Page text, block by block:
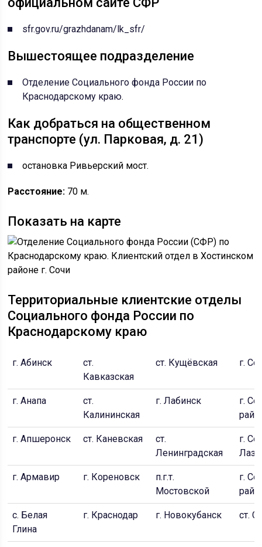
sfr.gov.ru/grazhdanam/lk_sfr/
Вышестоящее подразделение
Отделение Социального фонда России по
Краснодарскому краю.
Как добраться на общественном
транспорте (ул. Парковая, д. 21)
остановка Ривьерский мост.
Расстояние: 70 м.
Показать на карте
Территориальные клиентские отделы
Социального фонда России по
Краснодарскому краю
г. Абинск
ст.
Кавказская
ст. Кущёвская г.
г. Анапа
ст.
Калининская
г. Лабинск
г.
г. Апшеронск ст. Каневская
ст.
Ленинградская
г.
г. Армавир г. Кореновск
п.г.т.
Мостовской
г.
с. Белая
Глина
г. Краснодар г. Новокубанск ст.